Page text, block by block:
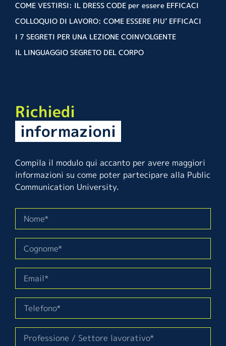
COME VESTIRSI: IL DRESS CODE per essere EFFICACI
COLLOQUIO DI LAVORO: COME ESSERE PIU’ EFFICACI
I 7 SEGRETI PER UNA LEZIONE COINVOLGENTE
IL LINGUAGGIO SEGRETO DEL CORPO
Richiedi
informazioni
Compila il modulo qui accanto per avere maggiori
informazioni su come poter partecipare alla Public
Communication University.